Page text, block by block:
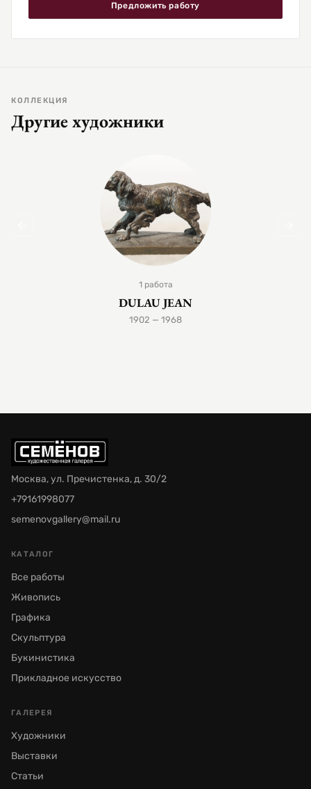
Предложить работу
КОЛЛЕКЦИЯ
Другие художники
1 работа
DULAU JEAN
1902 — 1968
Москва, ул. Пречистенка, д. 30/2
+79161998077
semenovgallery@mail.ru
КАТАЛОГ
Все работы
Живопись
Графика
Скульптура
Букинистика
Прикладное искусство
ГАЛЕРЕЯ
Художники
Выставки
Статьи